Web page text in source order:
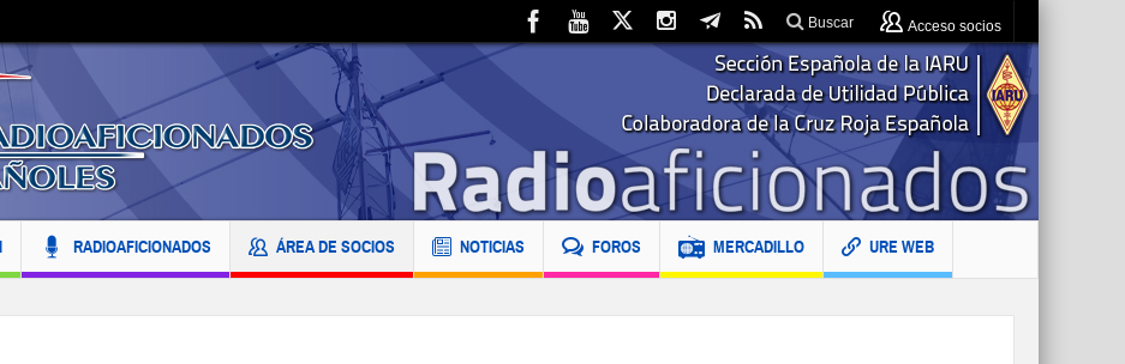
Buscar Acceso socios
RADIOAFICIONADOS ÁREA DE SOCIOS NOTICIAS FOROS MERCADILLO URE WEB